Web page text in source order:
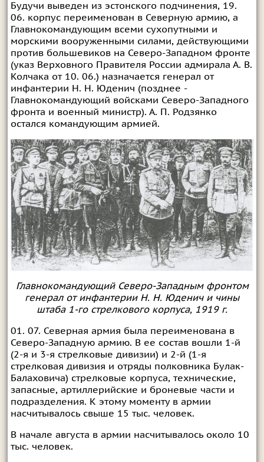
Будучи выведен из эстонского подчинения, 19.
06. корпус переименован в Северную армию, а
Главнокомандующим всеми сухопутными и
морскими вооруженными силами, действующими
против большевиков на Северо-Западном фронте
(указ Верховного Правителя России адмирала А. В.
Колчака от 10. 06.) назначается генерал от
инфантерии Н. Н. Юденич (позднее -
Главнокомандующий войсками Северо-Западного
фронта и военный министр). А. П. Родзянко
остался командующим армией.
Главнокомандующий Северо-Западным фронтом
генерал от инфантерии Н. Н. Юденич и чины
штаба 1-го стрелкового корпуса, 1919 г.
01. 07. Северная армия была переименована в
Северо-Западную армию. В ее состав вошли 1-й
(2-я и 3-я стрелковые дивизии) и 2-й (1-я
стрелковая дивизия и отряды полковника Булак-
Балаховича) стрелковые корпуса, технические,
запасные, артиллерийские и броневые части и
подразделения. К этому моменту в армии
насчитывалось свыше 15 тыс. человек.
В начале августа в армии насчитывалось около 10
тыс. человек.